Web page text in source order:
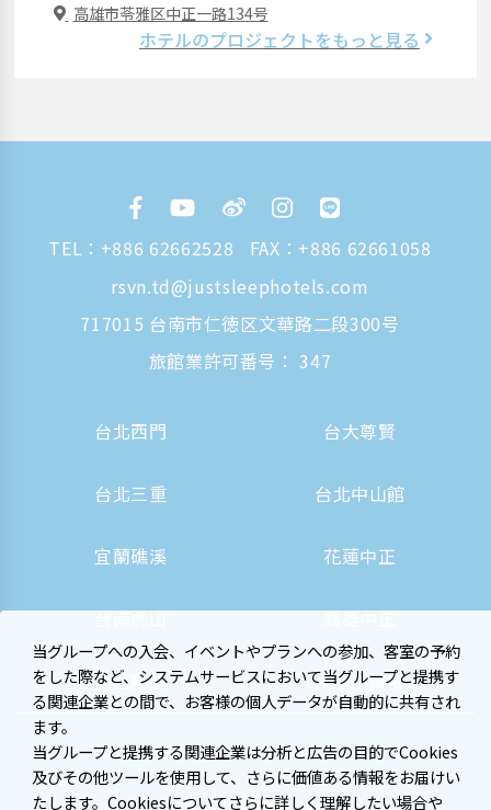
高雄市苓雅区中正一路134号
ホテルのプロジェクトをもっと見る
TEL： +886 62662528
FAX：+886 62661058
rsvn.td@justsleephotels.com
717015 台南市仁徳区文華路二段300号
旅館業許可番号： 347
台北西門 台大尊賢
台北三重 台北中山館
宜蘭礁溪 花蓮中正
台南虎山 高雄中正
高雄駅前 大阪心斎橋
当グループへの入会、イベントやプランへの参加、客室の予約
をした際など、システムサービスにおいて当グループと提携す
る関連企業との間で、お客様の個人データが自動的に共有され
ます。
当グループと提携する関連企業は分析と広告の目的でCookies
及びその他ツールを使用して、さらに価値ある情報をお届けい
たします。Cookiesについてさらに詳しく理解したい場合や